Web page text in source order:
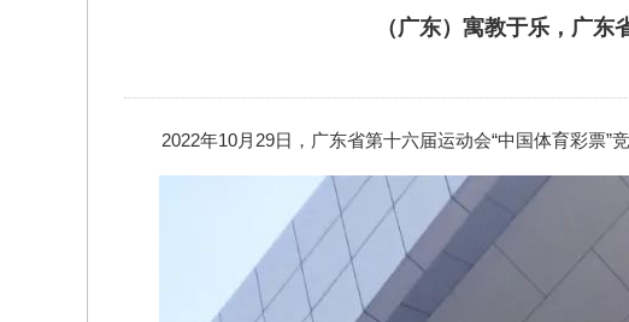
（广东）寓教于乐，广
2022年10月29日，广东省第十六届运动会“中国体育彩票”